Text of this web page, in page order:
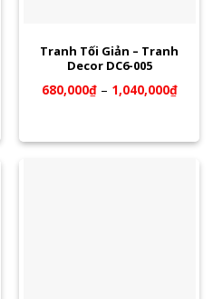
Tranh Tối Giản – Tranh
Decor DC6-005
680,000₫– 1,040,000₫